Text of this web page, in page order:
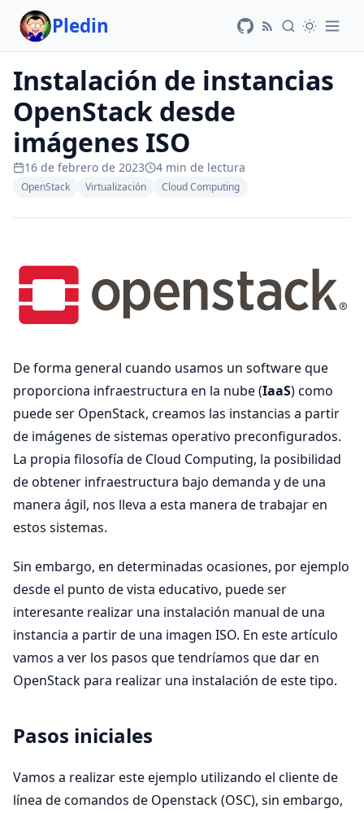
Pledin
Instalación de instancias
OpenStack desde
imágenes ISO
16 de febrero de 2023 4 min de lectura
OpenStack Virtualización Cloud Computing
De forma general cuando usamos un software que
proporciona infraestructura en la nube (IaaS) como
puede ser OpenStack, creamos las instancias a partir
de imágenes de sistemas operativo preconfigurados.
La propia filosofía de Cloud Computing, la posibilidad
de obtener infraestructura bajo demanda y de una
manera ágil, nos lleva a esta manera de trabajar en
estos sistemas.
Sin embargo, en determinadas ocasiones, por ejemplo
desde el punto de vista educativo, puede ser
interesante realizar una instalación manual de una
instancia a partir de una imagen ISO. En este artículo
vamos a ver los pasos que tendríamos que dar en
OpenStack para realizar una instalación de este tipo.
Pasos iniciales
Vamos a realizar este ejemplo utilizando el cliente de
línea de comandos de Openstack (OSC), sin embargo,